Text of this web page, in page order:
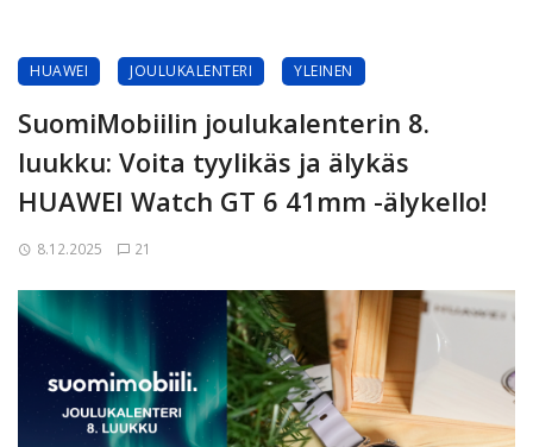
HUAWEI JOULUKALENTERI YLEINEN
SuomiMobiilin joulukalenterin 8.
luukku: Voita tyylikäs ja älykäs
HUAWEI Watch GT 6 41mm -älykello!
8.12.2025 21